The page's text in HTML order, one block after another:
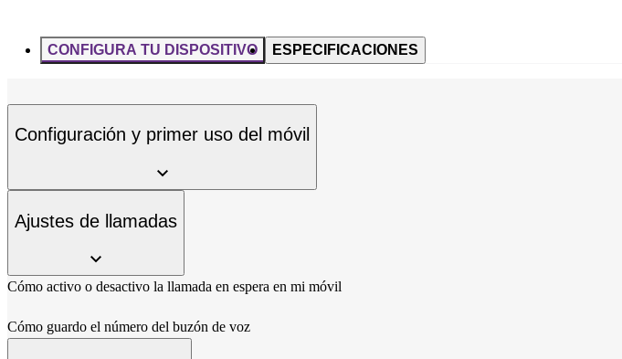
CONFIGURA TU DISPOSITIVO ESPECIFICACIONES
Configuración y primer uso del móvil
Ajustes de llamadas
Cómo activo o desactivo la llamada en espera en mi móvil
Cómo guardo el número del buzón de voz